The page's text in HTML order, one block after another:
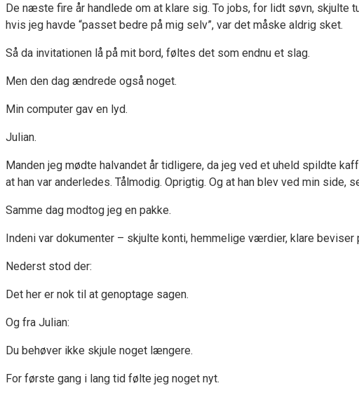
De næste fire år handlede om at klare sig. To jobs, for lidt søvn,
hvis jeg havde “passet bedre på mig selv”, var det måske aldrig sket.
Så da invitationen lå på mit bord, føltes det som endnu et slag.
Men den dag ændrede også noget.
Min computer gav en lyd.
Julian.
Manden jeg mødte halvandet år tidligere, da jeg ved et uheld spildte
at han var anderledes. Tålmodig. Oprigtig. Og at han blev ved min
Samme dag modtog jeg en pakke.
Indeni var dokumenter – skjulte konti, hemmelige værdier, klare beviser
Nederst stod der:
Det her er nok til at genoptage sagen.
Og fra Julian:
Du behøver ikke skjule noget længere.
For første gang i lang tid følte jeg noget nyt.